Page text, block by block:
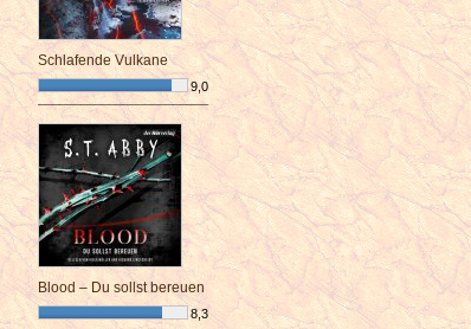
Schlafende Vulkane
9,0
¯¯¯¯¯¯¯¯¯¯¯¯¯¯¯¯¯¯¯¯¯¯¯¯
Blood – Du sollst bereuen
8,3